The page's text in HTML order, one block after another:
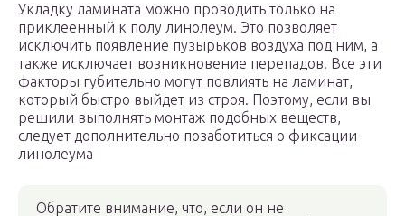
Укладку ламината можно проводить только на
приклеенный к полу линолеум. Это позволяет
исключить появление пузырьков воздуха под ним, а
также исключает возникновение перепадов. Все эти
факторы губительно могут повлиять на ламинат,
который быстро выйдет из строя. Поэтому, если вы
решили выполнять монтаж подобных веществ,
следует дополнительно позаботиться о фиксации
линолеума
Обратите внимание, что, если он не